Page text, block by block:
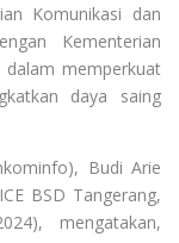
Komunikasi dan
Kementerian
dalam memperkuat
daya saing
Budi Arie
BSD Tangerang,
mengatakan,